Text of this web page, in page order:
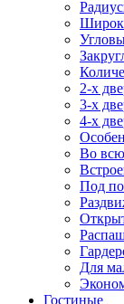
2-х
3-х
4-х
Во
Под
Для
Гостиные